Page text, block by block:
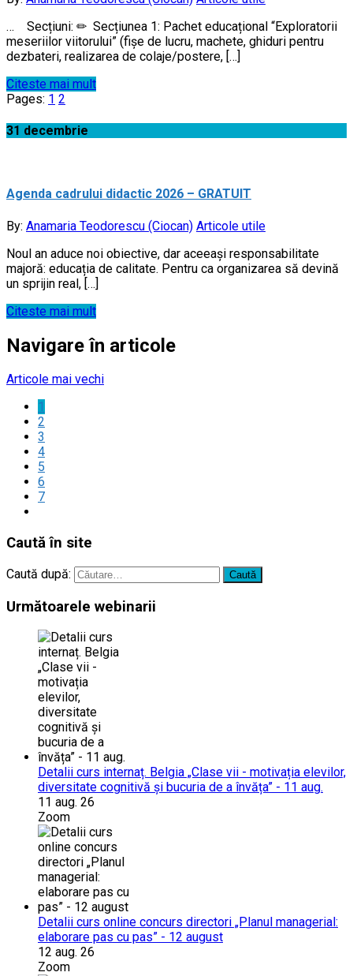
… Secțiuni: ✏ Secțiunea 1: Pachet educațional “Exploratorii
meseriilor viitorului” (fişe de lucru, machete, ghiduri pentru
dezbateri, realizarea de colaje/postere, […]
Citeste mai mult
Pages: 1 2
31 decembrie
Agenda cadrului didactic 2026 – GRATUIT
By: Anamaria Teodorescu (Ciocan) Articole utile
Noul an aduce noi obiective, dar aceeași responsabilitate
majoră: educația de calitate. Pentru ca organizarea să devină
un sprijin real, […]
Citeste mai mult
Navigare în articole
Articole mai vechi
1
2
3
4
5
6
7
Caută în site
Caută după:
Următoarele webinarii
Detalii curs internaț. Belgia „Clase vii - motivația elevilor,
diversitate cognitivă și bucuria de a învăța” - 11 aug.
11 aug. 26
Zoom
Detalii curs online concurs directori „Planul managerial:
elaborare pas cu pas” - 12 august
12 aug. 26
Zoom